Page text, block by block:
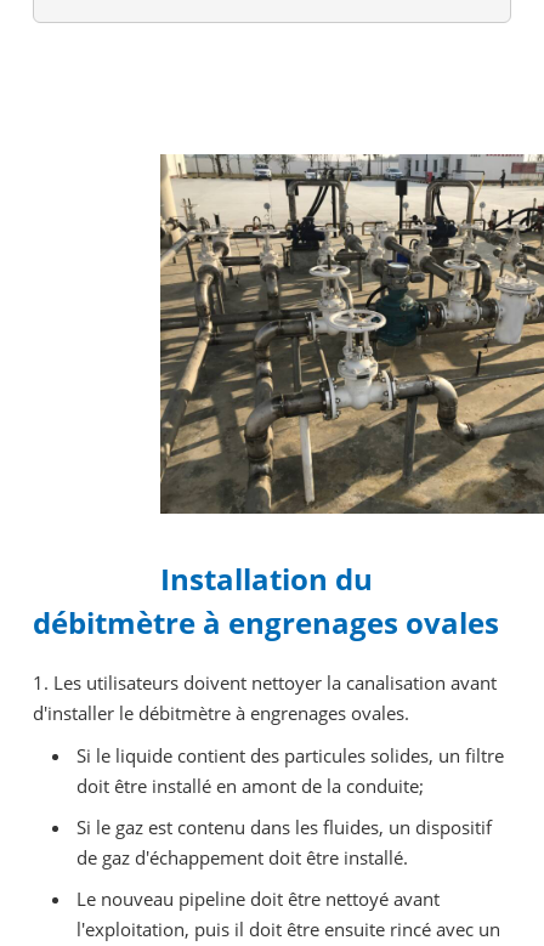
Installation du
débitmètre à engrenages ovales
1. Les utilisateurs doivent nettoyer la canalisation avant
d'installer le débitmètre à engrenages ovales.
Si le liquide contient des particules solides, un filtre
doit être installé en amont de la conduite;
Si le gaz est contenu dans les fluides, un dispositif
de gaz d'échappement doit être installé.
Le nouveau pipeline doit être nettoyé avant
l'exploitation, puis il doit être ensuite rincé avec un